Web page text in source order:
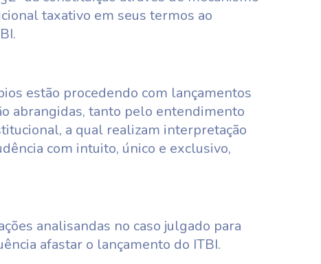
taxativo em seus termos ao
estão procedendo com lançamentos
abrangidas, tanto pelo entendimento
a qual realizam interpretação
com intuito, único e exclusivo,
analisandas no caso julgado para
afastar o lançamento do ITBI.